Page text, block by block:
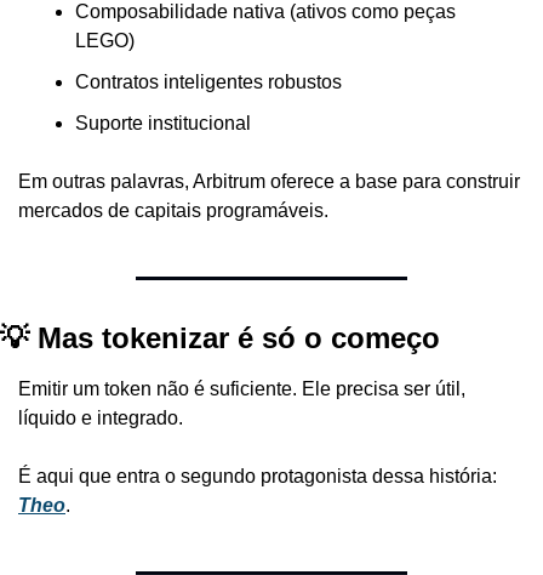
Composabilidade nativa (ativos como peças
LEGO)
Contratos inteligentes robustos
Suporte institucional
Em outras palavras, Arbitrum oferece a base para construir
mercados de capitais programáveis.
💡 Mas tokenizar é só o começo
Emitir um token não é suficiente. Ele precisa ser útil,
líquido e integrado.
Theo.